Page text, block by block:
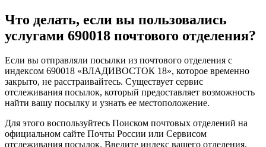
Что делать, если вы пользовались
услугами 690018 почтового отделения?
Если вы отправляли посылки из почтового отделения с
индексом 690018 «ВЛАДИВОСТОК 18», которое временно
закрыто, не расстраивайтесь. Существует сервис
отслеживания посылок, который предоставляет возможность
найти вашу посылку и узнать ее местоположение.
Для этого воспользуйтесь Поиском почтовых отделений на
официальном сайте Почты России или Сервисом
отслеживания посылок. Введите индекс вашего отделения,